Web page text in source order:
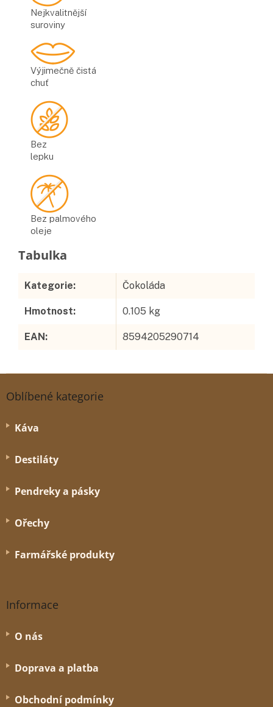
Nejkvalitnější
suroviny
Výjimečně čistá
chuť
Bez
lepku
Bez palmového
oleje
Kategorie: Čokoláda
Hmotnost: 0.105 kg
EAN: 8594205290714
Oblíbené kategorie
Káva
Destiláty
Pendreky a pásky
Ořechy
Farmářské produkty
Informace
O nás
Doprava a platba
Obchodní podmínky